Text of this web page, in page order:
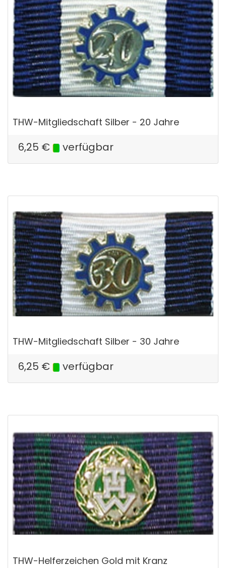
THW-Mitgliedschaft Silber - 20 Jahre
6,25 € verfügbar
THW-Mitgliedschaft Silber - 30 Jahre
6,25 € verfügbar
THW-Helferzeichen Gold mit Kranz